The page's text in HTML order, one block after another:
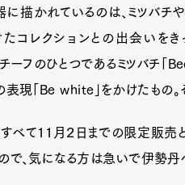
描かれているのは、ミツバチ
コレクションとの出会いを
ーフのひとつであるミツバチ「
現「Be white」をかけたもの。
べて11月２日までの限定販売
で、気になる方は急いで伊勢丹